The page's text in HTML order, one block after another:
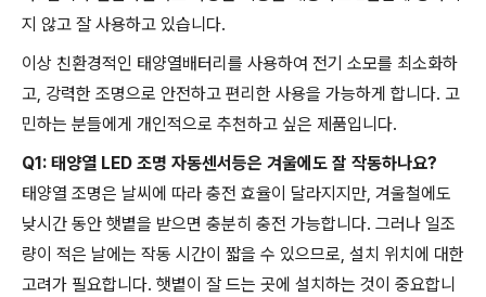
지 않고 잘 사용하고 있습니다.
이상 친환경적인 태양열배터리를 사용하여 전기 소모를 최소화하
고, 강력한 조명으로 안전하고 편리한 사용을 가능하게 합니다. 고
민하는 분들에게 개인적으로 추천하고 싶은 제품입니다.
Q1: 태양열 LED 조명 자동센서등은 겨울에도 잘 작동하나요?
태양열 조명은 날씨에 따라 충전 효율이 달라지지만, 겨울철에도
낮시간 동안 햇볕을 받으면 충분히 충전 가능합니다. 그러나 일조
량이 적은 날에는 작동 시간이 짧을 수 있으므로, 설치 위치에 대한
고려가 필요합니다. 햇볕이 잘 드는 곳에 설치하는 것이 중요합니